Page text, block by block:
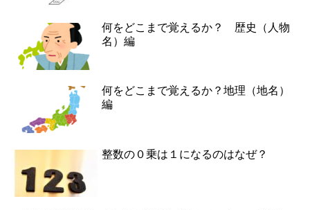
何をどこまで覚えるか？ 歴史（人物
名）編
何をどこまで覚えるか？地理（地名）
編
整数の０乗は１になるのはなぜ？